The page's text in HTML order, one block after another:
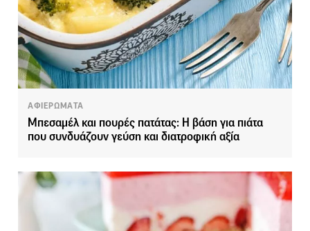
ΑΦΙΕΡΩΜΑΤΑ
Μπεσαμέλ και πουρές πατάτας: Η βάση για πιάτα
που συνδυάζουν γεύση και διατροφική αξία